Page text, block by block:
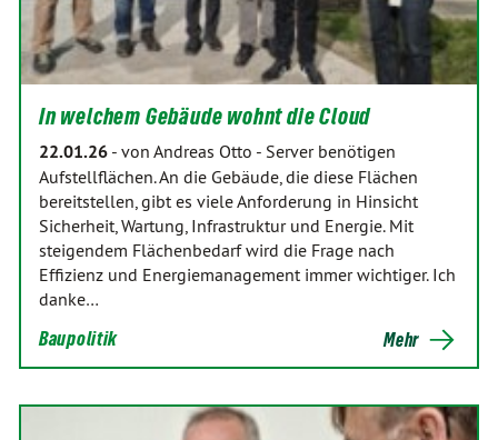
In welchem Gebäude wohnt die Cloud
22.01.26 - von Andreas Otto - Server benötigen
Aufstellflächen. An die Gebäude, die diese Flächen
bereitstellen, gibt es viele Anforderung in Hinsicht
Sicherheit, Wartung, Infrastruktur und Energie. Mit
steigendem Flächenbedarf wird die Frage nach
Effizienz und Energiemanagement immer wichtiger. Ich
danke…
Baupolitik Mehr